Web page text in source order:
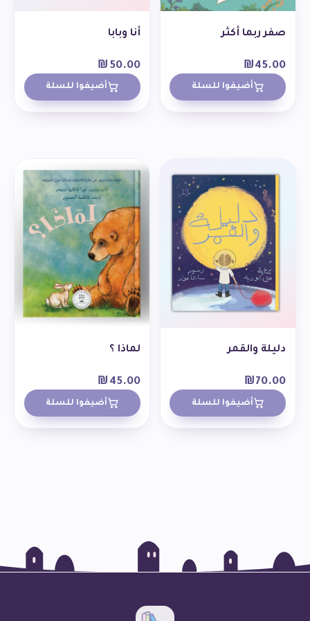
صفر ربما أكثر
₪45.00
أضيفوا للسلة
أنا وبابا
₪ 50.00
أضيفوا للسلة
دليلة والقمر
₪70.00
أضيفوا للسلة
لماذا ؟
₪ 45.00
أضيفوا للسلة